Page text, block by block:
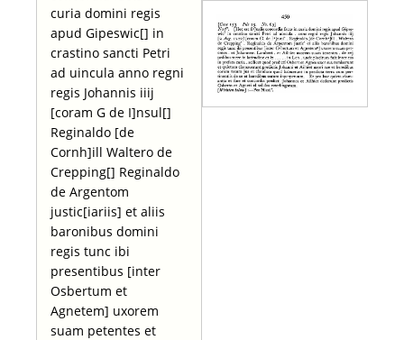
curia domini regis
apud Gipeswic[] in
crastino sancti Petri
ad uincula anno regni
regis Johannis iiij
[coram G de I]nsul[]
Reginaldo [de
Cornh]ill Waltero de
Crepping[] Reginaldo
de Argentom
justic[iariis] et aliis
baronibus domini
regis tunc ibi
presentibus [inter
Osbertum et
Agnetem] uxorem
suam petentes et